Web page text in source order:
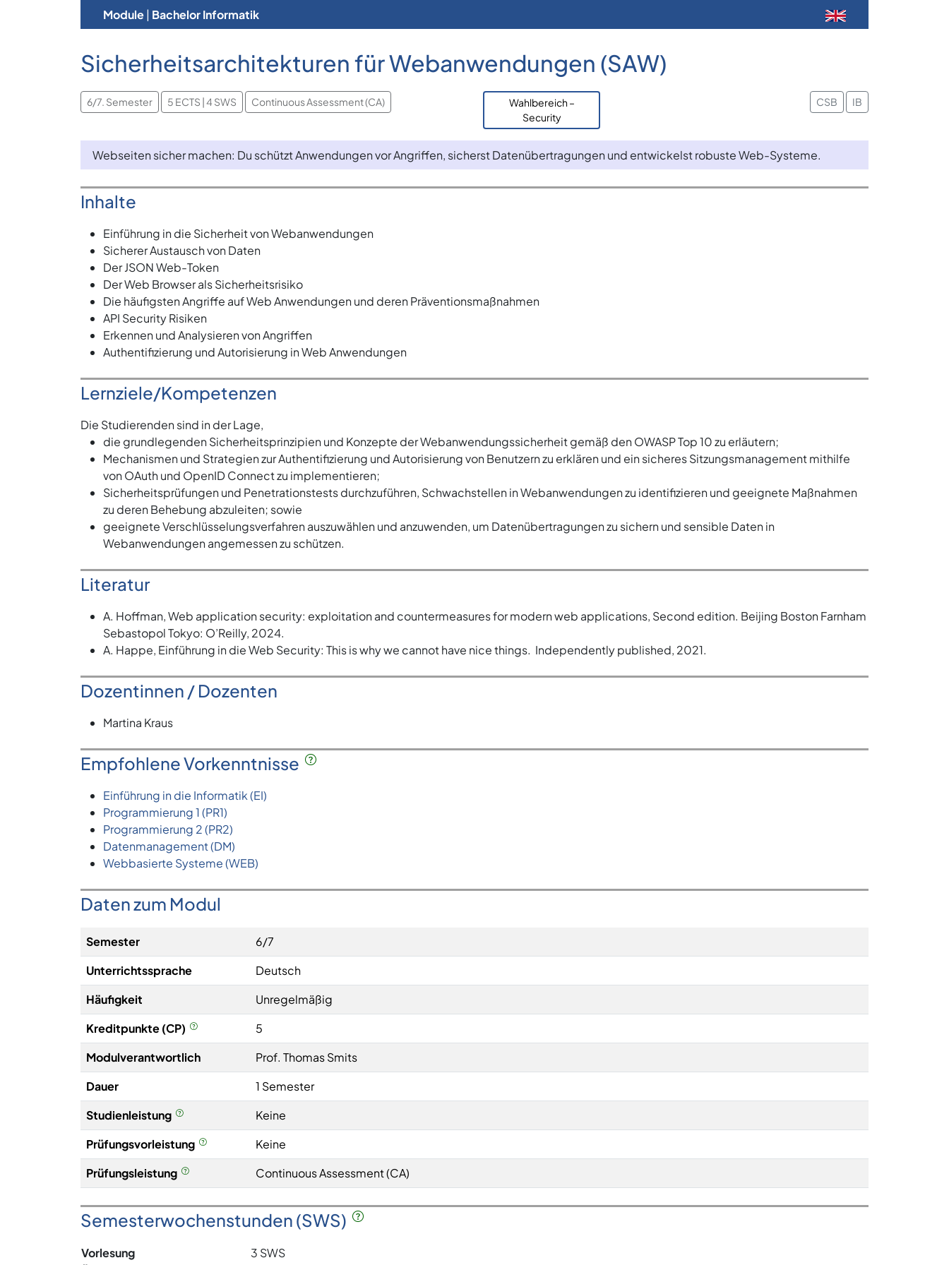
Module| Bachelor Informatik
Sicherheitsarchitekturen für Webanwendungen (SAW)
6/7. Semester 5 ECTS | 4 SWS Continuous Assessment (CA)
Wahlbereich –
Security
CSB IB
Webseiten sicher machen: Du schützt Anwendungen vor Angriffen, sicherst Datenübertragungen und entwickelst robuste Web-Systeme.
Inhalte
Einführung in die Sicherheit von Webanwendungen
Sicherer Austausch von Daten
Der JSON Web-Token
Der Web Browser als Sicherheitsrisiko
Die häufigsten Angriffe auf Web Anwendungen und deren Präventionsmaßnahmen
API Security Risiken
Erkennen und Analysieren von Angriffen
Authentifizierung und Autorisierung in Web Anwendungen
Lernziele/Kompetenzen
Die Studierenden sind in der Lage,
die grundlegenden Sicherheitsprinzipien und Konzepte der Webanwendungssicherheit gemäß den OWASP Top 10 zu erläutern;
Mechanismen und Strategien zur Authentifizierung und Autorisierung von Benutzern zu erklären und ein sicheres Sitzungsmanagement mithilfe
von OAuth und OpenID Connect zu implementieren;
Sicherheitsprüfungen und Penetrationstests durchzuführen, Schwachstellen in Webanwendungen zu identifizieren und geeignete Maßnahmen
zu deren Behebung abzuleiten; sowie
geeignete Verschlüsselungsverfahren auszuwählen und anzuwenden, um Datenübertragungen zu sichern und sensible Daten in
Webanwendungen angemessen zu schützen.
Literatur
A. Hoffman, Web application security: exploitation and countermeasures for modern web applications, Second edition. Beijing Boston Farnham
Sebastopol Tokyo: O’Reilly, 2024.
A. Happe, Einführung in die Web Security: This is why we cannot have nice things. ‎ Independently published, 2021.
Dozentinnen / Dozenten
Martina Kraus
Empfohlene Vorkenntnisse
Einführung in die Informatik (EI)
Programmierung 1 (PR1)
Programmierung 2 (PR2)
Datenmanagement (DM)
Webbasierte Systeme (WEB)
Daten zum Modul
Semester
6/7
Unterrichtssprache
Deutsch
Häufigkeit
Unregelmäßig
Kreditpunkte (CP)
5
Modulverantwortlich
Prof. Thomas Smits
Dauer
1 Semester
Studienleistung
Keine
Prüfungsvorleistung
Keine
Prüfungsleistung
Continuous Assessment (CA)
Semesterwochenstunden (SWS)
Vorlesung
3 SWS